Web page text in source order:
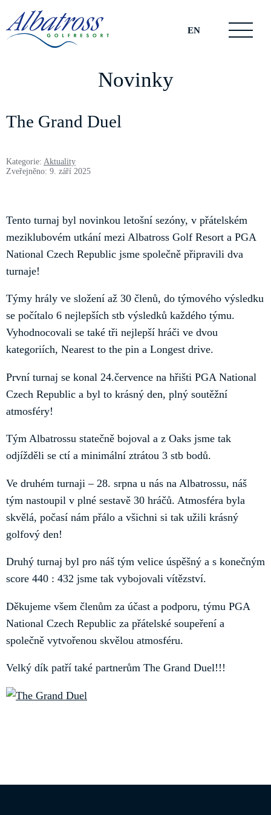
EN
Novinky
The Grand Duel
Kategorie: Aktuality
Zveřejněno: 9. září 2025
Tento turnaj byl novinkou letošní sezóny, v přátelském
meziklubovém utkání mezi Albatross Golf Resort a PGA
National Czech Republic jsme společně připravili dva
turnaje!
Týmy hrály ve složení až 30 členů, do týmového výsledku
se počítalo 6 nejlepších stb výsledků každého týmu.
Vyhodnocovali se také tři nejlepší hráči ve dvou
kategoriích, Nearest to the pin a Longest drive.
První turnaj se konal 24.července na hřišti PGA National
Czech Republic a byl to krásný den, plný soutěžní
atmosféry!
Tým Albatrossu statečně bojoval a z Oaks jsme tak
odjížděli se ctí a minimální ztrátou 3 stb bodů.
Ve druhém turnaji – 28. srpna u nás na Albatrossu, náš
tým nastoupil v plné sestavě 30 hráčů. Atmosféra byla
skvělá, počasí nám přálo a všichni si tak užili krásný
golfový den!
Druhý turnaj byl pro náš tým velice úspěšný a s konečným
score 440 : 432 jsme tak vybojovali vítězství.
Děkujeme všem členům za účast a podporu, týmu PGA
National Czech Republic za přátelské soupeření a
společně vytvořenou skvělou atmosféru.
Velký dík patří také partnerům The Grand Duel!!!